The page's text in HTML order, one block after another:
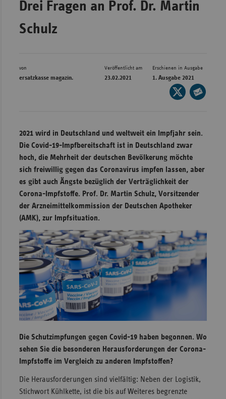
Hessen
Drei Fragen an Prof. Dr. Martin
Schulz
von
ersatzkasse magazin.
Veröffentlicht am
23.02.2021
Erschienen in Ausgabe
1. Ausgabe 2021
Seite
auf
2021 wird in Deutschland und weltweit ein Impfjahr sein.
Die Covid-19-Impfbereitschaft ist in Deutschland zwar
hoch, die Mehrheit der deutschen Bevölkerung möchte
sich freiwillig gegen das Coronavirus impfen lassen, aber
es gibt auch Ängste bezüglich der Verträglichkeit der
Corona-Impfstoffe. Prof. Dr. Martin Schulz, Vorsitzender
der Arzneimittelkommission der Deutschen Apotheker
(AMK), zur Impfsituation.
Die Schutzimpfungen gegen Covid-19 haben begonnen. Wo
sehen Sie die besonderen Herausforderungen der Corona-
Impfstoffe im Vergleich zu anderen Impfstoffen?
Die Herausforderungen sind vielfältig: Neben der Logistik,
Stichwort Kühlkette, ist die bis auf Weiteres begrenzte